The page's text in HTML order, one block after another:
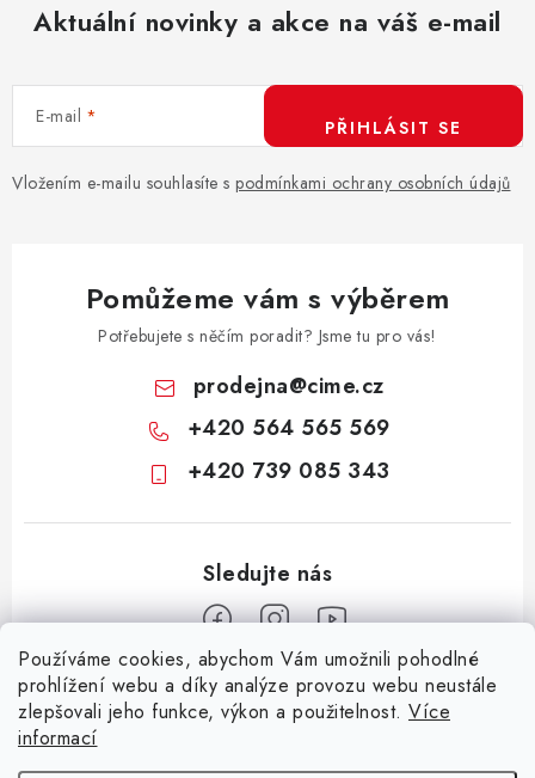
Používáme cookies, abychom Vám umožnili pohodlné
prohlížení webu a díky analýze provozu webu neustále
zlepšovali jeho funkce, výkon a použitelnost. Více
informací
y
ý
p
Aktuální novinky a akce na váš e-mail
E-mail
Vložením e-mailu souhlasíte s podmínkami ochrany osobních údajů
PŘIHLÁSIT SE
Pomůžeme vám s výběrem
Potřebujete s něčím poradit? Jsme tu pro vás!
prodejna@cime.cz
+420 564 565 569
+420 739 085 343
Informace pro vás